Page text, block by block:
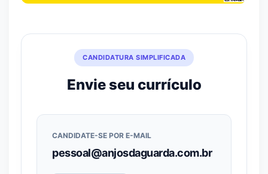
CANDIDATURA SIMPLIFICADA
Envie seu currículo
CANDIDATE-SE POR E-MAIL
pessoal@anjosdaguarda.com.br